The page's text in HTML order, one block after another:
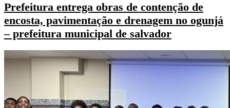
Prefeitura entrega obras de contenção de
encosta, pavimentação e drenagem no ogunjá
– prefeitura municipal de salvador